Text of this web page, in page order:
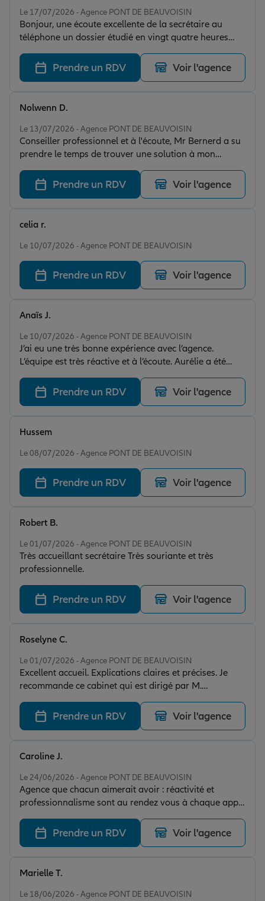
Retraite
Le 17/07/2026 - Agence PONT DE BEAUVOISIN
Bonjour, une écoute excellente de la secrétaire au
téléphone un dossier étudié en vingt quatre heures
avec satisfaction a la fin que du positif encore merci
bonne vacances.
Prendre un RDV Voir l'agence
Le 13/07/2026 - Agence PONT DE BEAUVOISIN
Conseiller professionnel et à l'écoute, Mr Bernerd a su
prendre le temps de trouver une solution à mon
problème. Les explications étaient claires et le
conseiller a pris le temps de répondre à toutes mes
questions. Je recommande
Nolwenn D.
Prendre un RDV Voir l'agence
Le 10/07/2026 - Agence PONT DE BEAUVOISIN
celia r.
Prendre un RDV Voir l'agence
Le 10/07/2026 - Agence PONT DE BEAUVOISIN
J’ai eu une très bonne expérience avec l’agence.
L’équipe est très réactive et à l’écoute. Aurélie a été
particulièrement efficace et agréable. Merci !
Anaïs J.
Prendre un RDV Voir l'agence
Le 08/07/2026 - Agence PONT DE BEAUVOISIN
Hussem
Prendre un RDV Voir l'agence
Le 01/07/2026 - Agence PONT DE BEAUVOISIN
Très accueillant secrétaire Très souriante et très
professionnelle.
Robert B.
Prendre un RDV Voir l'agence
Le 01/07/2026 - Agence PONT DE BEAUVOISIN
Excellent accueil. Explications claires et précises. Je
recommande ce cabinet qui est dirigé par M.
BERNERD et qui est situé à PONT DE BEAUVOISIN en
SAVOIE ZONNE DE LA BARONNIE
Roselyne C.
Prendre un RDV Voir l'agence
Le 24/06/2026 - Agence PONT DE BEAUVOISIN
Agence que chacun aimerait avoir : réactivité et
professionnalisme sont au rendez vous à chaque appel
ou e-mail. Je suis très satisfaite et recommande à tous
d’avoir un assureur souriant.e et de bonne humeur ce
qui change des conseillers sur plateforme
telephonqiue.
Caroline J.
Prendre un RDV Voir l'agence
Le 18/06/2026 - Agence PONT DE BEAUVOISIN
Marielle T.